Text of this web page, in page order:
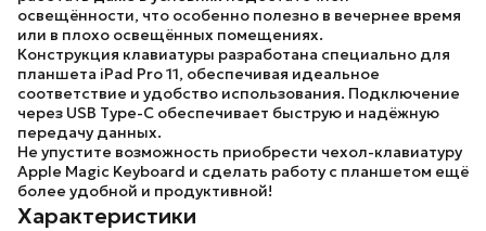
освещённости, что особенно полезно в вечернее время
или в плохо освещённых помещениях.
Конструкция клавиатуры разработана специально для
планшета iPad Pro 11, обеспечивая идеальное
соответствие и удобство использования. Подключение
через USB Type-C обеспечивает быструю и надёжную
передачу данных.
Не упустите возможность приобрести чехол-клавиатуру
Apple Magic Keyboard и сделать работу с планшетом ещё
более удобной и продуктивной!
Характеристики